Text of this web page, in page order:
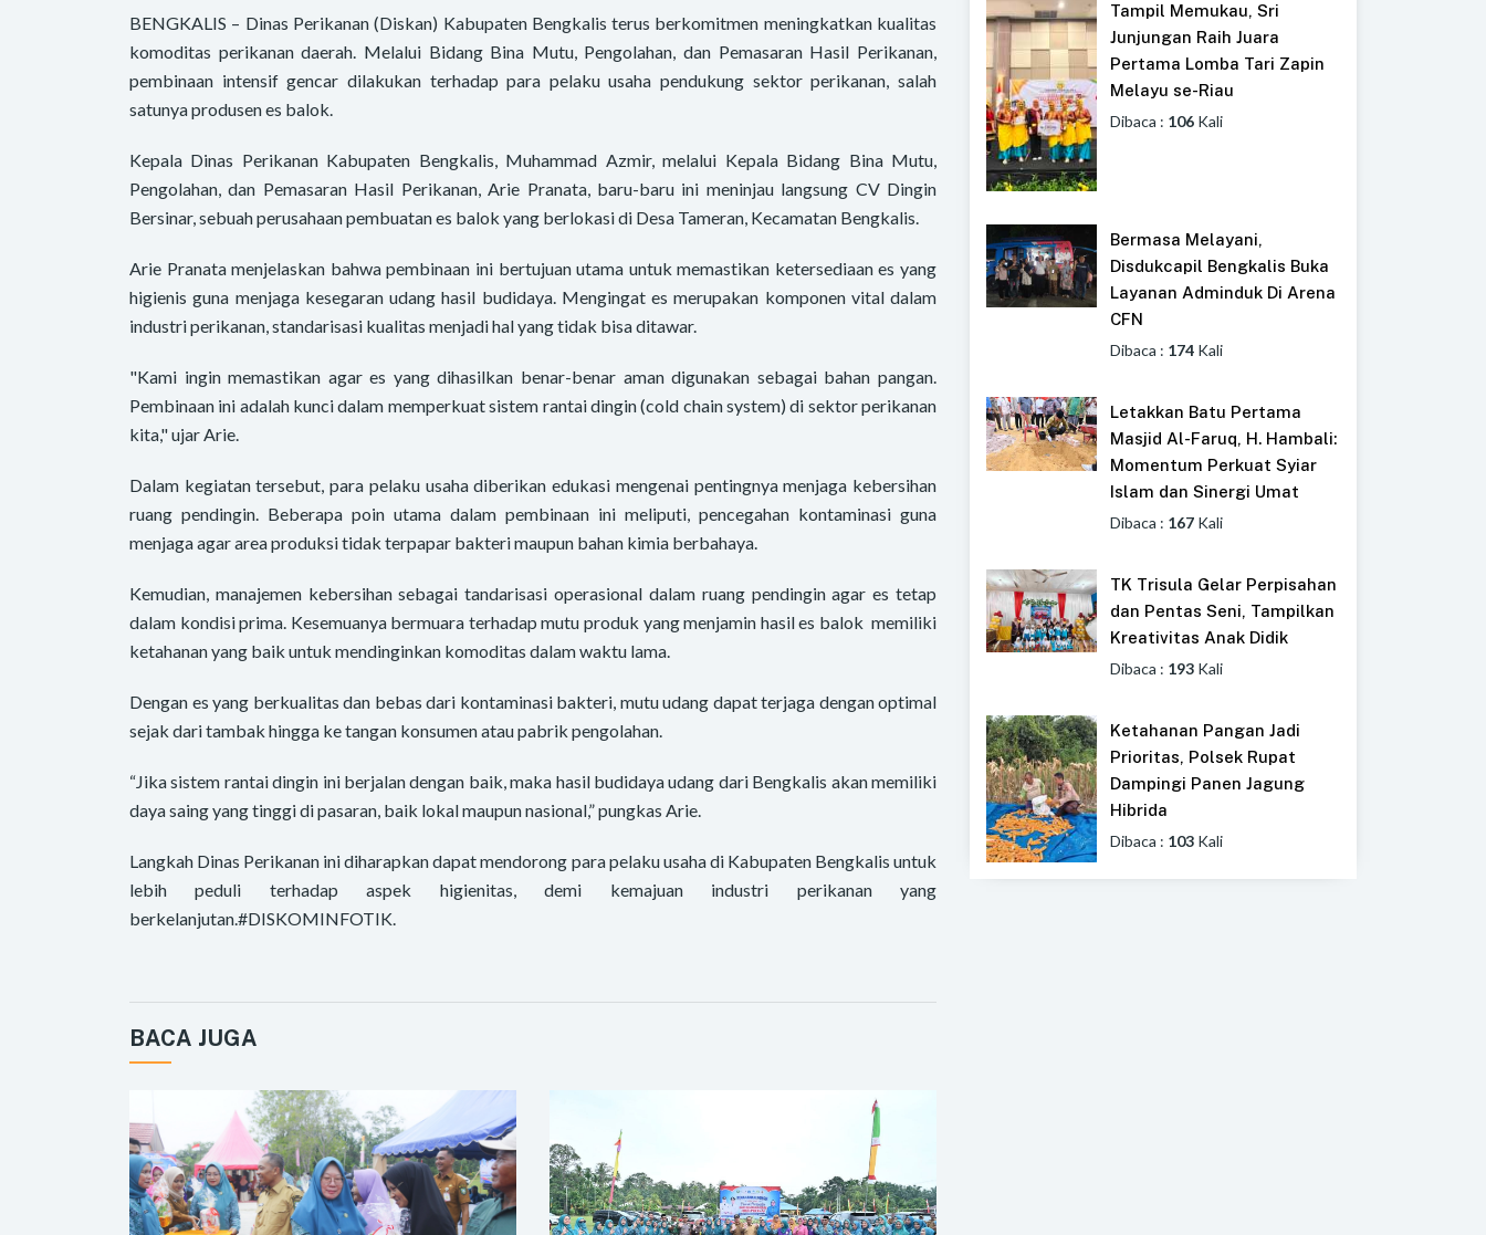
BENGKALIS – Dinas Perikanan (Diskan) Kabupaten Bengkalis terus berkomitmen meningkatkan kualitas
komoditas perikanan daerah. Melalui Bidang Bina Mutu, Pengolahan, dan Pemasaran Hasil Perikanan,
pembinaan intensif gencar dilakukan terhadap para pelaku usaha pendukung sektor perikanan, salah
satunya produsen es balok.
Kepala Dinas Perikanan Kabupaten Bengkalis, Muhammad Azmir, melalui Kepala Bidang Bina Mutu,
Pengolahan, dan Pemasaran Hasil Perikanan, Arie Pranata, baru-baru ini meninjau langsung CV Dingin
Bersinar, sebuah perusahaan pembuatan es balok yang berlokasi di Desa Tameran, Kecamatan Bengkalis.
Arie Pranata menjelaskan bahwa pembinaan ini bertujuan utama untuk memastikan ketersediaan es yang
higienis guna menjaga kesegaran udang hasil budidaya. Mengingat es merupakan komponen vital dalam
industri perikanan, standarisasi kualitas menjadi hal yang tidak bisa ditawar.
"Kami ingin memastikan agar es yang dihasilkan benar-benar aman digunakan sebagai bahan pangan.
Pembinaan ini adalah kunci dalam memperkuat sistem rantai dingin (cold chain system) di sektor perikanan
kita," ujar Arie.
Dalam kegiatan tersebut, para pelaku usaha diberikan edukasi mengenai pentingnya menjaga kebersihan
ruang pendingin. Beberapa poin utama dalam pembinaan ini meliputi, pencegahan kontaminasi guna
menjaga agar area produksi tidak terpapar bakteri maupun bahan kimia berbahaya.
Kemudian, manajemen kebersihan sebagai tandarisasi operasional dalam ruang pendingin agar es tetap
dalam kondisi prima. Kesemuanya bermuara terhadap mutu produk yang menjamin hasil es balok memiliki
ketahanan yang baik untuk mendinginkan komoditas dalam waktu lama.
Dengan es yang berkualitas dan bebas dari kontaminasi bakteri, mutu udang dapat terjaga dengan optimal
sejak dari tambak hingga ke tangan konsumen atau pabrik pengolahan.
“Jika sistem rantai dingin ini berjalan dengan baik, maka hasil budidaya udang dari Bengkalis akan memiliki
daya saing yang tinggi di pasaran, baik lokal maupun nasional,” pungkas Arie.
Langkah Dinas Perikanan ini diharapkan dapat mendorong para pelaku usaha di Kabupaten Bengkalis untuk
lebih peduli terhadap aspek higienitas, demi kemajuan industri perikanan yang
berkelanjutan.#DISKOMINFOTIK.
BACA JUGA
Tampil Memukau, Sri
Junjungan Raih Juara
Pertama Lomba Tari Zapin
Melayu se-Riau
Dibaca : 106 Kali
Bermasa Melayani,
Disdukcapil Bengkalis Buka
Layanan Adminduk Di Arena
CFN
Dibaca : 174 Kali
Letakkan Batu Pertama
Masjid Al-Faruq, H. Hambali:
Momentum Perkuat Syiar
Islam dan Sinergi Umat
Dibaca : 167 Kali
TK Trisula Gelar Perpisahan
dan Pentas Seni, Tampilkan
Kreativitas Anak Didik
Dibaca : 193 Kali
Ketahanan Pangan Jadi
Prioritas, Polsek Rupat
Dampingi Panen Jagung
Hibrida
Dibaca : 103 Kali